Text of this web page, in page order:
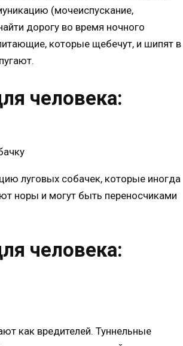
(мочеиспускание,
дорогу во время ночного
которые щебечут, и шипят в
человека:
луговых собачек, которые иногда
норы и могут быть переносчиками
человека:
как вредителей. Туннельные